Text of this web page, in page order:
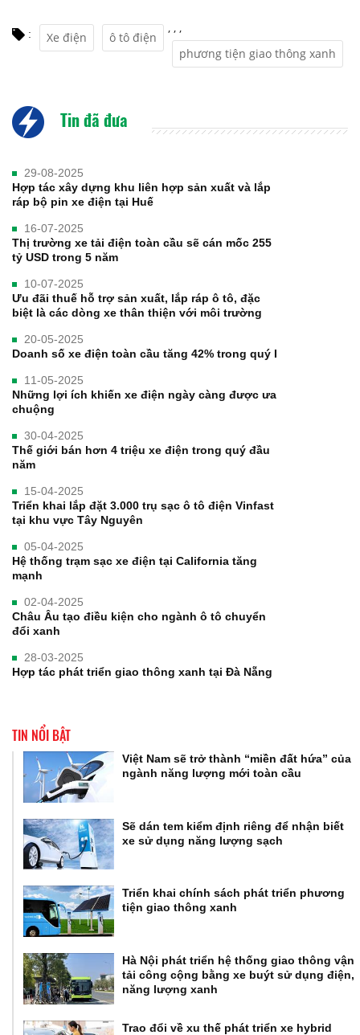
: Xe điện
,
ô tô điện
,
phương tiện giao thông xanh
,
Tin đã đưa
29-08-2025
Hợp tác xây dựng khu liên hợp sản xuất và lắp
ráp bộ pin xe điện tại Huế
16-07-2025
Thị trường xe tải điện toàn cầu sẽ cán mốc 255
tỷ USD trong 5 năm
10-07-2025
Ưu đãi thuế hỗ trợ sản xuất, lắp ráp ô tô, đặc
biệt là các dòng xe thân thiện với môi trường
20-05-2025
Doanh số xe điện toàn cầu tăng 42% trong quý I
11-05-2025
Những lợi ích khiến xe điện ngày càng được ưa
chuộng
30-04-2025
Thế giới bán hơn 4 triệu xe điện trong quý đầu
năm
15-04-2025
Triển khai lắp đặt 3.000 trụ sạc ô tô điện Vinfast
tại khu vực Tây Nguyên
05-04-2025
Hệ thống trạm sạc xe điện tại California tăng
mạnh
02-04-2025
Châu Âu tạo điều kiện cho ngành ô tô chuyển
đổi xanh
28-03-2025
Hợp tác phát triển giao thông xanh tại Đà Nẵng
TIN NỔI BẬT
Việt Nam sẽ trở thành “miền đất hứa” của
ngành năng lượng mới toàn cầu
Sẽ dán tem kiểm định riêng để nhận biết
xe sử dụng năng lượng sạch
Triển khai chính sách phát triển phương
tiện giao thông xanh
Hà Nội phát triển hệ thống giao thông vận
tải công cộng bằng xe buýt sử dụng điện,
năng lượng xanh
Trao đổi về xu thế phát triển xe hybrid